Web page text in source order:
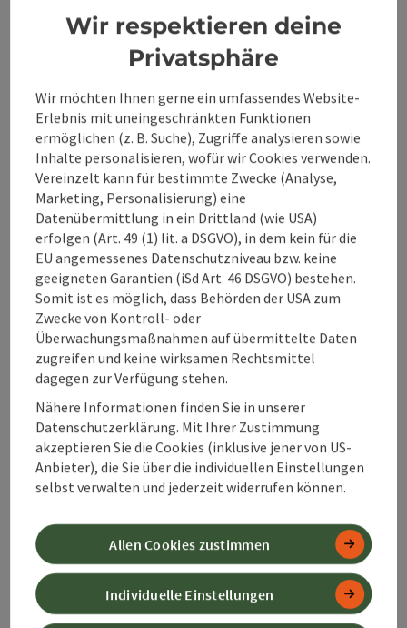
Beitrag merken: In den Nationalpark Kalkalpen
In den Nationalpark
Kalkalpen
Startort Grünburg
Mountainbike-Tour
Dauer: 7h 30m
Länge: 54,4 km
Schwierigkeit:
Schwer
Sehr schwer
Wir respektieren deine
Privatsphäre
Wir möchten Ihnen gerne ein umfassendes Website-
Erlebnis mit uneingeschränkten Funktionen
ermöglichen (z. B. Suche), Zugriffe analysieren sowie
Inhalte personalisieren, wofür wir Cookies verwenden.
Vereinzelt kann für bestimmte Zwecke (Analyse,
Marketing, Personalisierung) eine
Datenübermittlung in ein Drittland (wie USA)
erfolgen (Art. 49 (1) lit. a DSGVO), in dem kein für die
EU angemessenes Datenschutzniveau bzw. keine
geeigneten Garantien (iSd Art. 46 DSGVO) bestehen.
Somit ist es möglich, dass Behörden der USA zum
Zwecke von Kontroll- oder
Überwachungsmaßnahmen auf übermittelte Daten
zugreifen und keine wirksamen Rechtsmittel
dagegen zur Verfügung stehen.
Nähere Informationen finden Sie in unserer
Datenschutzerklärung. Mit Ihrer Zustimmung
akzeptieren Sie die Cookies (inklusive jener von US-
Anbieter), die Sie über die individuellen Einstellungen
selbst verwalten und jederzeit widerrufen können.
Individuelle Einstellungen
Allen Cookies zustimmen